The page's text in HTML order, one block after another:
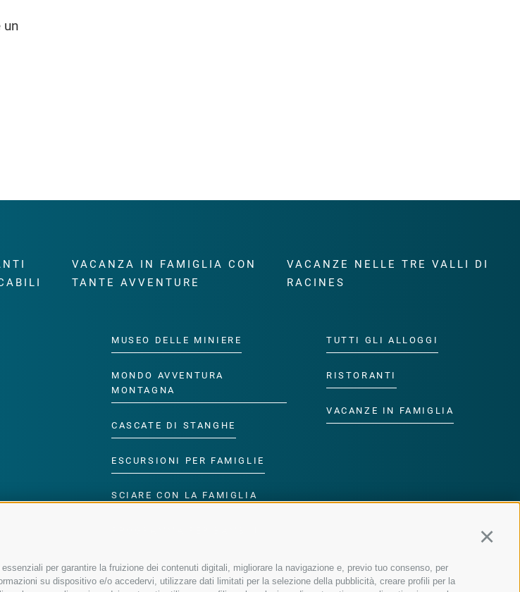
per garantire la fruizione dei contenuti digitali, migliorare la navigazione e, previo tuo consenso, per
su dispositivo e/o accedervi, utilizzare dati limitati per la selezione della pubblicità, creare profili per la
un
VACANZA IN FAMIGLIA CON
TANTE AVVENTURE
MUSEO DELLE MINIERE
MONDO AVVENTURA
MONTAGNA
CASCATE DI STANGHE
ESCURSIONI PER FAMIGLIE
SCIARE CON LA FAMIGLIA
VACANZE NELLE TRE VALLI DI
RACINES
TUTTI GLI ALLOGGI
RISTORANTI
VACANZE IN FAMIGLIA